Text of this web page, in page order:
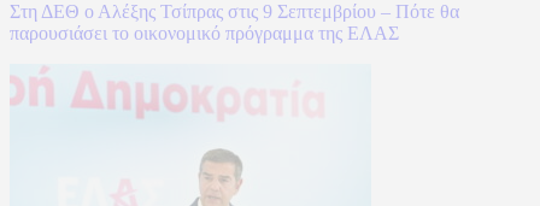
Στη ΔΕΘ ο Αλέξης Τσίπρας στις 9 Σεπτεμβρίου – Πότε θα
παρουσιάσει το οικονομικό πρόγραμμα της ΕΛΑΣ